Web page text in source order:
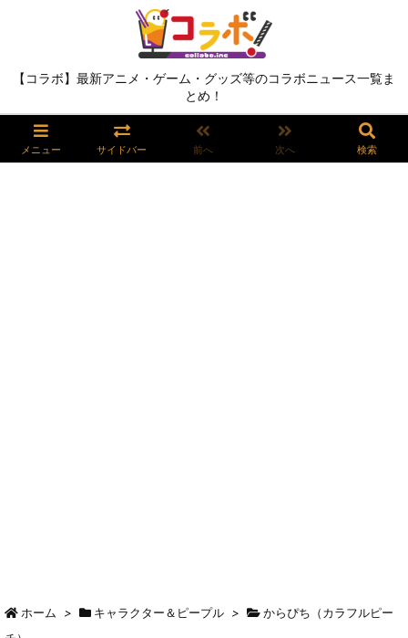
【コラボ】最新アニメ・ゲーム・グッズ等のコラボニュース一覧ま
とめ！
メニュー サイドバー 前へ 次へ 検索
ホーム > キャラクター＆ピープル >
からぴち（カラフルピー